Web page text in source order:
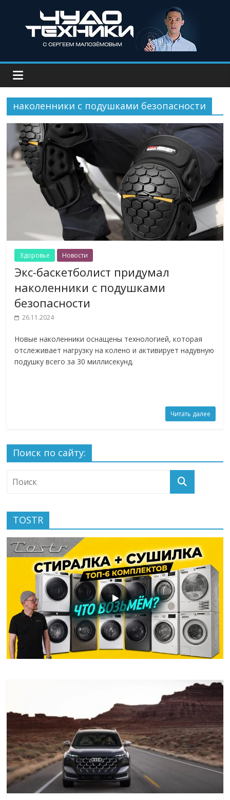
наколенники с подушками безопасности
Здоровье Новости
Экс-баскетболист придумал
наколенники с подушками
безопасности
26.11.2024
Новые наколенники оснащены технологией, которая
отслеживает нагрузку на колено и активирует надувную
подушку всего за 30 миллисекунд.
Читать далее
Поиск по сайту:
TOSTR